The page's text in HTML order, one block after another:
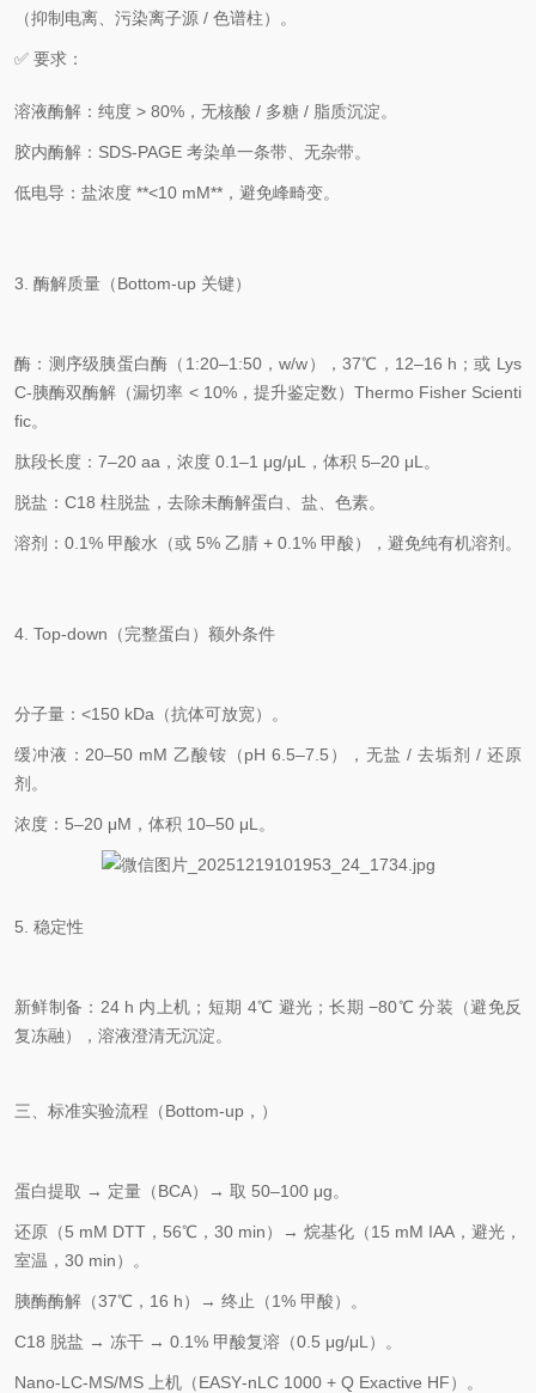
（抑制电离、污染离子源 / 色谱柱）。
✅ 要求：
溶液酶解： 纯度 > 80% ，无核酸 / 多糖 / 脂质沉淀。
胶内酶解：SDS‑PAGE 考染单一条带、无杂带。
低电导：盐浓度 **<10 mM**，避免峰畸变。
3. 酶解质量（Bottom‑up 关键）
酶： 测序级胰蛋白酶（1:20–1:50，w/w）
，37℃，12–16 h；或 Lys
C‑胰酶双酶解（漏切率 < 10%，提升鉴定数） Thermo Fisher Scienti
fic。
肽段长度： 7–20 aa ，浓度 0.1–1 μg/μL ，体积 5–20 μL 。
脱盐：C18 柱脱盐，去除未酶解蛋白、盐、色素。
溶剂： 0.1% 甲酸水（或 5% 乙腈 + 0.1% 甲酸） ，避免纯有机溶剂。
4. Top‑down（完整蛋白）额外条件
分子量： <150 kDa （抗体可放宽）。
缓冲液： 20–50 mM 乙酸铵（pH 6.5–7.5）
，无盐 / 去垢剂 / 还原
剂。
浓度： 5–20 μM ，体积 10–50 μL 。
5. 稳定性
新鲜制备： 24 h 内上机 ；短期 4℃ 避光；长期−80℃ 分装（避免反
复冻融）
，溶液澄清无沉淀。
三、标准实验流程（Bottom‑up，）
蛋白提取 → 定量（BCA）→ 取 50–100 μg。
还原（5 mM DTT，56℃，30 min）→ 烷基化（15 mM IAA，避光，
室温，30 min）。
胰酶酶解（37℃，16 h）→ 终止（1% 甲酸）。
C18 脱盐 → 冻干 → 0.1% 甲酸复溶（0.5 μg/μL）。
Nano‑LC‑MS/MS 上机（EASY‑nLC 1000 + Q Exactive HF）。